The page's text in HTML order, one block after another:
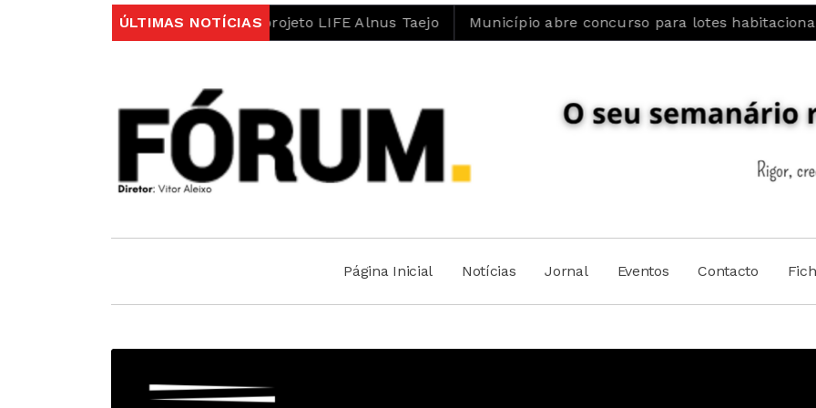
ÚLTIMAS NOTÍCIAS
do rio Erges no âmbito do projeto LIFE Alnus Taejo Município abre concurso para lotes habitacionais
Página Inicial Notícias Jornal Eventos Contacto